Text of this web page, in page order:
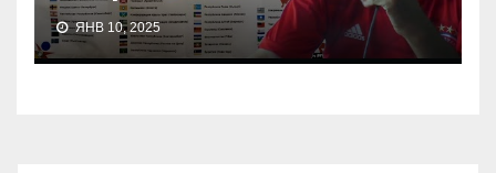
ЯНВ 10, 2025